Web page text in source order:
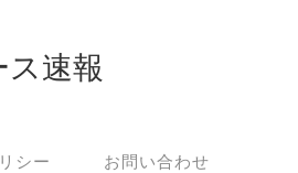
速報
シー お問い合わせ